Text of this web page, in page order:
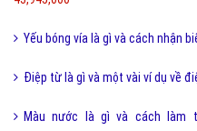
Yếu bóng vía là gì và cách nhận
Điệp từ là gì và một vài ví dụ về
Màu nước là gì và cách làm